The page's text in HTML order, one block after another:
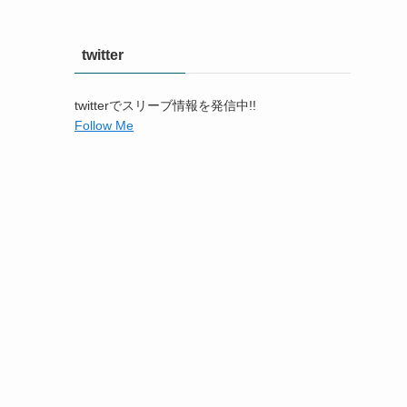
twitter
twitterでスリーブ情報を発信中!!
Follow Me